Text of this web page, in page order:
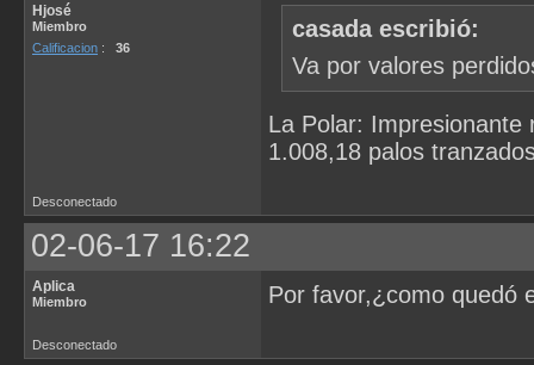
Hjosé
Miembro
Calificacion : 36
casada escribió:
Va por valores
La Polar:
1.008,18 palos
Desconectado
02-06-17 16:22
Aplica
Miembro Por favor,¿como quedó
Desconectado